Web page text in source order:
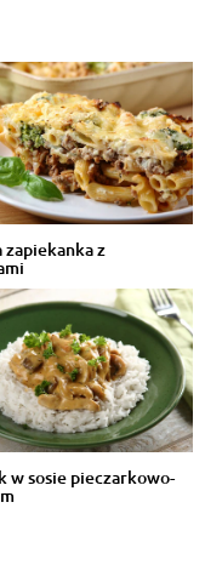
zapiekanka z
w sosie pieczarkowo-